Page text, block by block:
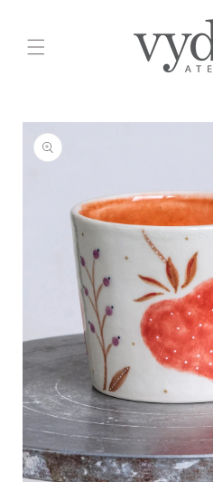
informace
produktu